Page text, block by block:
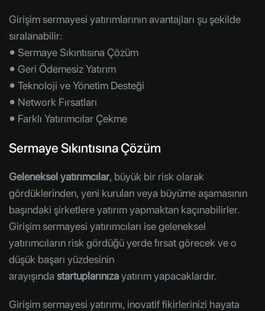
Girişim sermayesi yatırımlarının avantajları şu şekilde
sıralanabilir:
⦁ Sermaye Sıkıntısına Çözüm
⦁ Geri Ödemesiz Yatırım
⦁ Teknoloji ve Yönetim Desteği
⦁ Network Fırsatları
⦁ Farklı Yatırımcılar Çekme
Sermaye Sıkıntısına Çözüm
Geleneksel yatırımcılar, büyük bir risk olarak
gördüklerinden, yeni kurulan veya büyüme aşamasının
başındaki şirketlere yatırım yapmaktan kaçınabilirler.
Girişim sermayesi yatırımcıları ise geleneksel
yatırımcıların risk gördüğü yerde fırsat görecek ve o
düşük başarı yüzdesinin
arayışında startuplarınızayatırım yapacaklardır.
Girişim sermayesi yatırımı, inovatif fikirlerinizi hayata